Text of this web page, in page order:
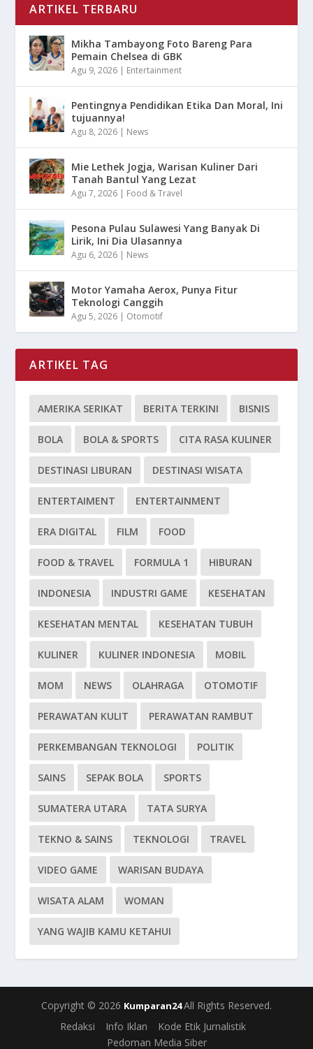
ARTIKEL TERBARU
Mikha Tambayong Foto Bareng Para
Pemain Chelsea di GBK
Agu 9, 2026 | Entertainment
Pentingnya Pendidikan Etika Dan Moral, Ini
tujuannya!
Agu 8, 2026 | News
Mie Lethek Jogja, Warisan Kuliner Dari
Tanah Bantul Yang Lezat
Agu 7, 2026 | Food & Travel
Pesona Pulau Sulawesi Yang Banyak Di
Lirik, Ini Dia Ulasannya
Agu 6, 2026 | News
Motor Yamaha Aerox, Punya Fitur
Teknologi Canggih
Agu 5, 2026 | Otomotif
ARTIKEL TAG
AMERIKA SERIKAT BERITA TERKINI BISNIS
BOLA BOLA & SPORTS CITA RASA KULINER
DESTINASI LIBURAN DESTINASI WISATA
ENTERTAIMENT ENTERTAINMENT
ERA DIGITAL FILM FOOD
FOOD & TRAVEL FORMULA 1 HIBURAN
INDONESIA INDUSTRI GAME KESEHATAN
KESEHATAN MENTAL KESEHATAN TUBUH
KULINER KULINER INDONESIA MOBIL
MOM NEWS OLAHRAGA OTOMOTIF
PERAWATAN KULIT PERAWATAN RAMBUT
PERKEMBANGAN TEKNOLOGI POLITIK
SAINS SEPAK BOLA SPORTS
SUMATERA UTARA TATA SURYA
TEKNO & SAINS TEKNOLOGI TRAVEL
VIDEO GAME WARISAN BUDAYA
WISATA ALAM WOMAN
YANG WAJIB KAMU KETAHUI
Copyright © 2026 Kumparan24All Rights Reserved.
Redaksi
Info Iklan
Kode Etik Jurnalistik
Pedoman Media Siber